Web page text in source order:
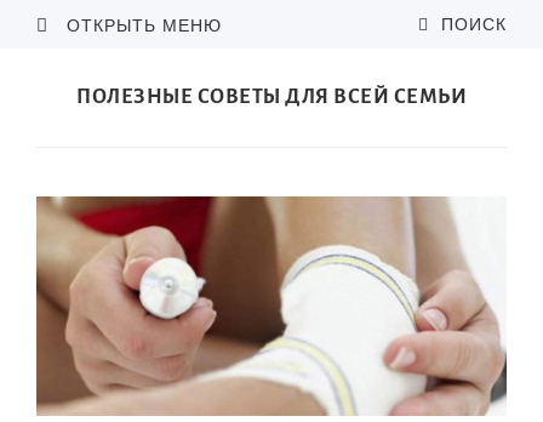
ОТКРЫТЬ МЕНЮ ПОИСК
ПОЛЕЗНЫЕ СОВЕТЫ ДЛЯ ВСЕЙ СЕМЬИ